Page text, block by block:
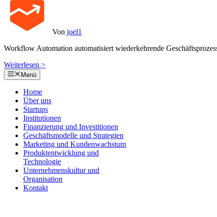
Von joel1
Workflow Automation automatisiert wiederkehrende
Weiterlesen >
Menü
Home
Über uns
Startups
Institutionen
Finanzierung und Investitionen
Geschäftsmodelle und Strategien
Marketing und Kundenwachstum
Produktentwicklung und
Technologie
Unternehmenskultur und
Organisation
Kontakt